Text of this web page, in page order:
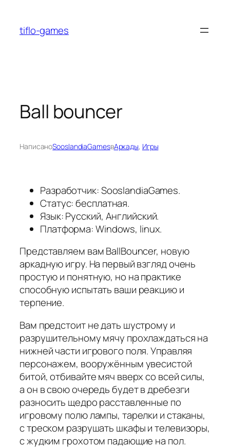
содержимому
tiflo-games
Ball bouncer
НаписаноSooslandiaGamesвАркады, Игры
Разработчик: SooslandiaGames.
Статус: бесплатная.
Язык: Русский, Английский.
Платформа: Windows, linux.
Представляем вам BallBouncer, новую
аркадную игру. На первый взгляд очень
простую и понятную, но на практике
способную испытать ваши реакцию и
терпение.
Вам предстоит не дать шустрому и
разрушительному мячу прохлаждаться на
нижней части игрового поля. Управляя
персонажем, вооружённым увесистой
битой, отбивайте мяч вверх со всей силы,
а он в свою очередь будет в дребезги
разносить щедро расставленные по
игровому полю лампы, тарелки и стаканы,
с треском разрушать шкафы и телевизоры,
с жудким грохотом падающие на пол.